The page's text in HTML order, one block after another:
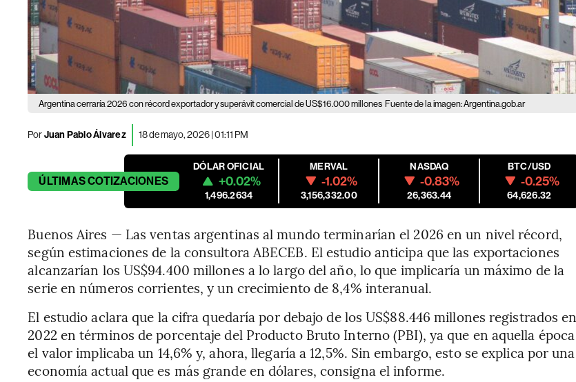
Argentina cerraría 2026 con récord exportador y superávit comercial de US$16.000 millones Fuente de la imagen: Argentina.gob.ar
PorJuan Pablo Álvarez 18 de mayo, 2026 | 01:11 PM
ÚLTIMASCOTIZACIONES
DÓLAR OFICIAL
+0.02%
1,496.2634
MERVAL
-1.02%
3,156,332.00
NASDAQ
-0.83%
26,363.44
BTC/USD
-0.25%
64,626.32
Buenos Aires — Las ventas argentinas al mundo terminarían el 2026 en un nivel récord,
según estimaciones de la consultora ABECEB. El estudio anticipa que las exportaciones
alcanzarían los US$94.400 millones a lo largo del año, lo que implicaría un máximo de la
serie en números corrientes, y un crecimiento de 8,4% interanual.
El estudio aclara que la cifra quedaría por debajo de los US$88.446 millones registrados en
2022 en términos de porcentaje del Producto Bruto Interno (PBI), ya que en aquella época
el valor implicaba un 14,6% y, ahora, llegaría a 12,5%. Sin embargo, esto se explica por una
economía actual que es más grande en dólares, consigna el informe.